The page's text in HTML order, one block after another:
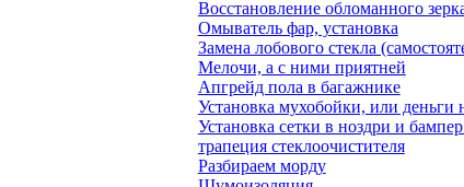
Восстановление обломанного
Омыватель фар, установка
Замена лобового стекла
Мелочи, а с ними приятней
Апгрейд пола в багажнике
Установка мухобойки, или деньги
Установка сетки в ноздри и
трапеция стеклоочистителя
Разбираем морду